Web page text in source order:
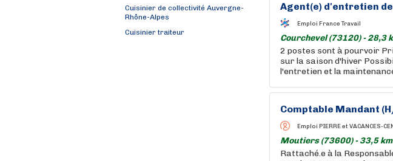
Cuisinier de collectivité Auvergne-
Rhône-Alpes
Cuisinier traiteur
Agent(e) d'entretien
Emploi France Travail
Courchevel (73120) - 28,3
2 postes sont à pourvoir
sur la saison d'hiver
l'entretien et la
Comptable Mandant
Emploi PIERRE et VACANCES-
Moutiers (73600) - 33,5
Rattaché.e à la